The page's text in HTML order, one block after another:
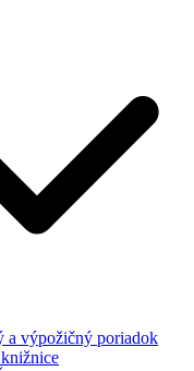
a výpožičný poriadok